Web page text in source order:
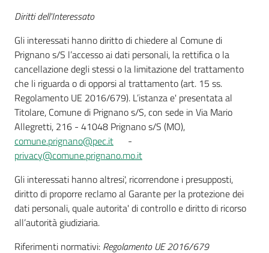
Diritti dell'Interessato
Gli interessati hanno diritto di chiedere al Comune di
Prignano s/S l’accesso ai dati personali, la rettifica o la
cancellazione degli stessi o la limitazione del trattamento
che li riguarda o di opporsi al trattamento (art. 15 ss.
Regolamento UE 2016/679). L’istanza e' presentata al
Titolare, Comune di Prignano s/S, con sede in Via Mario
Allegretti, 216 - 41048 Prignano s/S (MO),
comune.prignano@pec.it
-
privacy@comune.prignano.mo.it
Gli interessati hanno altresi', ricorrendone i presupposti,
diritto di proporre reclamo al Garante per la protezione dei
dati personali, quale autorita' di controllo e diritto di ricorso
all’autorità giudiziaria.
Riferimenti normativi: Regolamento UE 2016/679